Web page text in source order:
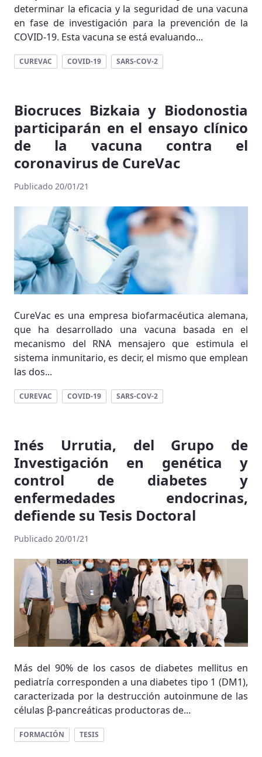
determinar la eficacia y la seguridad de una vacuna
en fase de investigación para la prevención de la
COVID-19. Esta vacuna se está evaluando...
CUREVAC COVID-19 SARS-COV-2
Biocruces Bizkaia y Biodonostia
participarán en el ensayo clínico
de la vacuna contra el
coronavirus de CureVac
Publicado 20/01/21
CureVac es una empresa biofarmacéutica alemana,
que ha desarrollado una vacuna basada en el
mecanismo del RNA mensajero que estimula el
sistema inmunitario, es decir, el mismo que emplean
las dos...
CUREVAC COVID-19 SARS-COV-2
Inés Urrutia, del Grupo de
Investigación en genética y
control de diabetes y
enfermedades endocrinas,
defiende su Tesis Doctoral
Publicado 20/01/21
Más del 90% de los casos de diabetes mellitus en
pediatría corresponden a una diabetes tipo 1 (DM1),
caracterizada por la destrucción autoinmune de las
células β-pancreáticas productoras de...
FORMACIÓN TESIS